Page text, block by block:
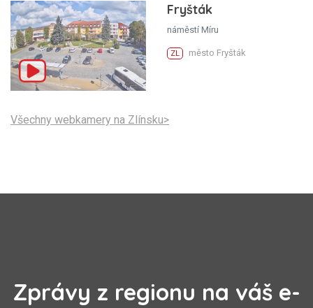
Fryšták
náměstí Míru
ZL město Fryšták
Všechny webkamery na Zlínsku>
Zprávy z regionu na váš e-